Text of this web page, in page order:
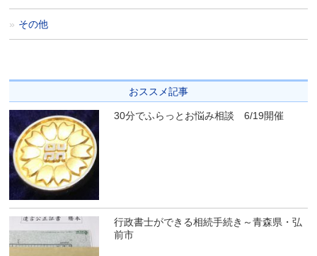
その他
おススメ記事
30分でふらっとお悩み相談 6/19開催
行政書士ができる相続手続き～青森県・弘
前市